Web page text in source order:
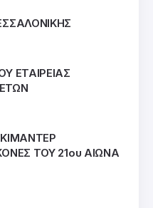
ΕΤΑΙΡΕΙΑΣ
ΤΟΥ 21ου ΑΙΩΝΑ